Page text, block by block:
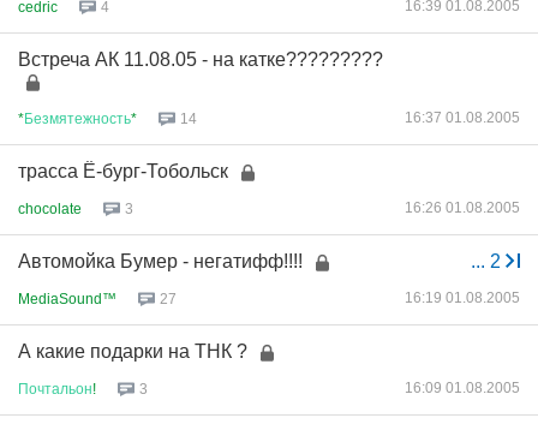
cedric 4 16:39 01.08.2005
Встреча АК 11.08.05 - на катке?????????
*Безмятежность* 14 16:37 01.08.2005
трасса Ё-бург-Тобольск
chocolate 3 16:26 01.08.2005
... 2
Автомойка Бумер - негатифф!!!!
MediaSound™ 27 16:19 01.08.2005
А какие подарки на ТНК ?
Почтальон! 3 16:09 01.08.2005